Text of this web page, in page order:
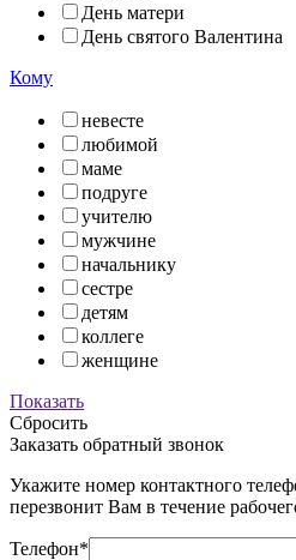
День матери
День святого Валентина
Кому
невесте
любимой
маме
подруге
учителю
мужчине
начальнику
сестре
детям
коллеге
женщине
Показать
Сбросить
Заказать обратный звонок
Укажите номер контактного
перезвонит Вам в течение
Телефон*